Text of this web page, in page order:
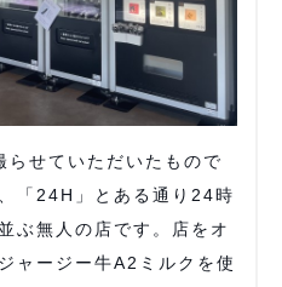
せていただいたもので
「24H」とある通り24時
ぶ無人の店です。店をオ
ャージー牛A2ミルクを使